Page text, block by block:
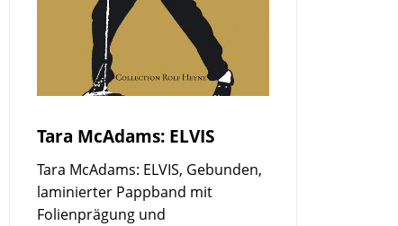
Tara McAdams: ELVIS
Tara McAdams: ELVIS, Gebunden,
laminierter Pappband mit
Folienprägung und